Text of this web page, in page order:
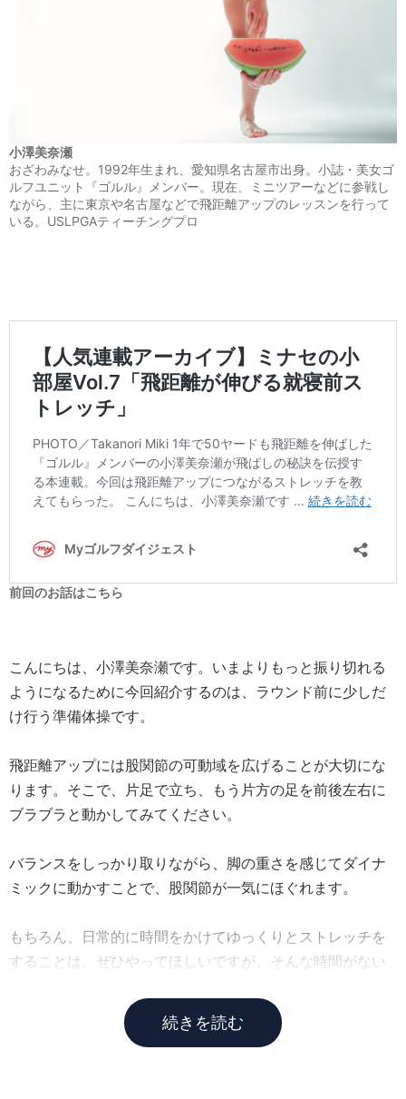
小澤美奈瀬
おざわみなせ。1992年生まれ、愛知県名古屋市出身。小誌・美女ゴ
ルフユニット『ゴルル』メンバー。現在、ミニツアーなどに参戦し
ながら、主に東京や名古屋などで飛距離アップのレッスンを行って
いる。USLPGAティーチングプロ
前回のお話はこちら
こんにちは、小澤美奈瀬です。いまよりもっと振り切れる
ようになるために今回紹介するのは、ラウンド前に少しだ
け行う準備体操です。
飛距離アップには股関節の可動域を広げることが大切にな
ります。そこで、片足で立ち、もう片方の足を前後左右に
ブラブラと動かしてみてください。
バランスをしっかり取りながら、脚の重さを感じてダイナ
ミックに動かすことで、股関節が一気にほぐれます。
もちろん、日常的に時間をかけてゆっくりとストレッチを
することは、ぜひやってほしいですが、そんな時間がない
続きを読む